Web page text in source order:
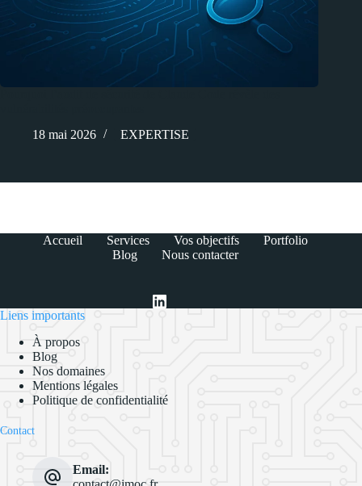
18 mai 2026
EXPERTISE
Accueil Services Vos objectifs
Portfolio
Blog
Nous contacter
Liens importants
À propos
Blog
Nos domaines
Mentions légales
Politique de confidentialité
Contact
Email: